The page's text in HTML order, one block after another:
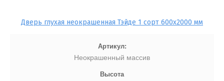
Дверь глухая неокрашенная Тэйде 1 сорт 600x2000 мм
Артикул:
Неокрашенный массив
Высота